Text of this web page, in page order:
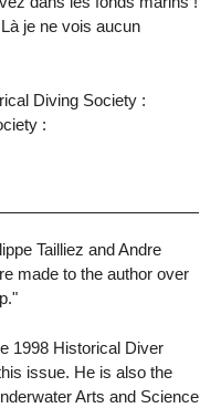
je ne vois aucun
Diving Society :
:
Tailliez and Andre
made to the author over
1998 Historical Diver
issue. He is also the
Arts and Science